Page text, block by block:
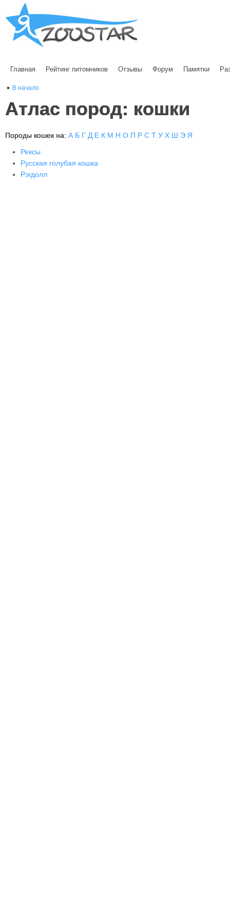
Главная Рейтинг питомников Отзывы Форум Памятки
В начало
Атлас пород: кошки
Породы кошек на: А Б Г Д Е К М Н О П Р С Т У Х Ш Э Я
Рексы
Русская голубая кошка
Рэгдолл